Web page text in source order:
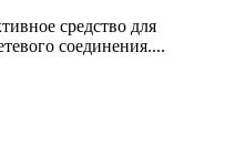
средство для
соединения....